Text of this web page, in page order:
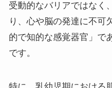
受動的なバリアではなく
り、心や脳の発達に不可
的で知的な感覚器官」で
です。